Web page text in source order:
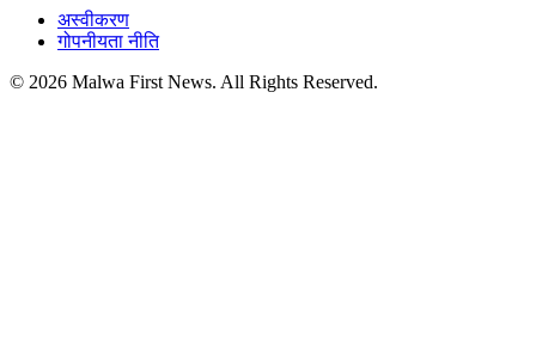
अस्वीकरण
गोपनीयता नीति
© 2026 Malwa First News. All Rights Reserved.